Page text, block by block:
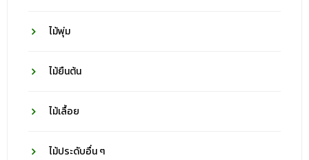
ไม้พุ่ม
ไม้ยืนต้น
ไม้เลื้อย
ไม้ประดับอื่น ๆ